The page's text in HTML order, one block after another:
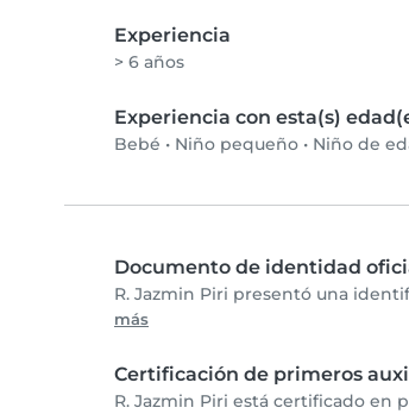
Experiencia
> 6 años
Experiencia con esta(s)
Bebé • Niño pequeño • Niño de
Documento de identidad
R. Jazmin Piri presentó una
más
Certificación de primeros
R. Jazmin Piri está certificado en